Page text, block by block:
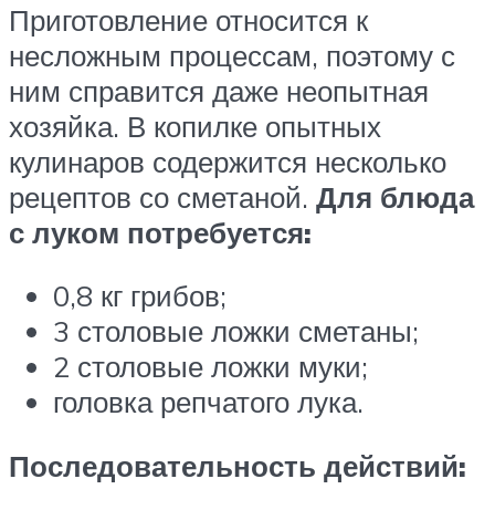
Приготовление относится к
несложным процессам, поэтому с
ним справится даже неопытная
хозяйка. В копилке опытных
кулинаров содержится несколько
рецептов со сметаной. Для блюда
с луком потребуется:
0,8 кг грибов;
3 столовые ложки сметаны;
2 столовые ложки муки;
головка репчатого лука.
Последовательность действий: